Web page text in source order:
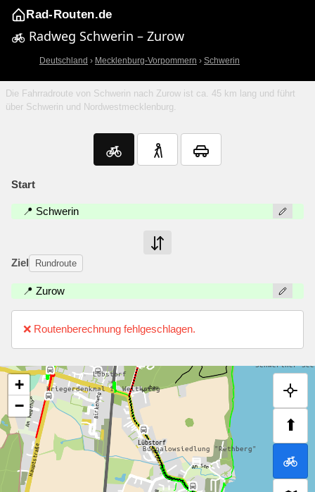
Rad-Routen.de
Radweg Schwerin – Zurow
Deutschland › Mecklenburg-Vorpommern › Schwerin
Die Fahrradroute von Schwerin nach Zurow ist ca. 45 km lang und führt
über Schwerin und Nordwestmecklenburg.
Start
📍 Schwerin
Ziel Rundroute
📍 Zurow
❌ Routenberechnung fehlgeschlagen.
⬆
+
−